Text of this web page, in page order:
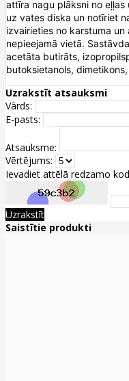
attīra nagu plāksni no eļļas
uz vates diska un notīriet
izvairieties no karstuma
nepieejamā vietā.
acetāta butirāts,
butoksietanols,
Uzrakstīt atsauksmi
Vārds:
E-pasts:
Atsauksme:
Vērtējums:
Ievadiet attēlā redzamo
Uzrakstīt
Saistītie produkti